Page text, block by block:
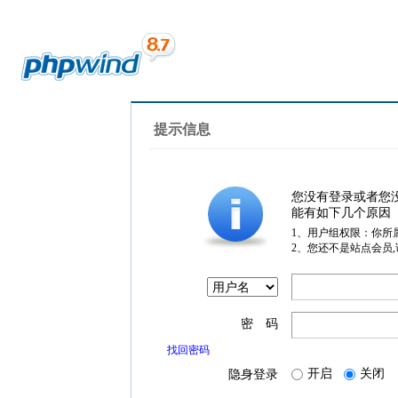
提示信息
您没有登录或者您
能有如下几个原因
1、用户组权限：你所
2、您还不是站点会员
密 码
找回密码
隐身登录 开启 关闭